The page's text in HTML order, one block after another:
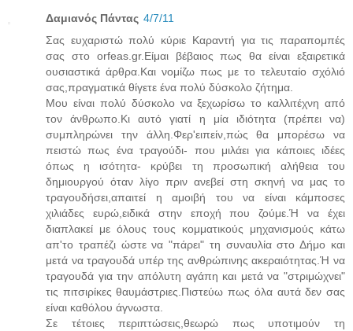
Δαμιανός Πάντας 4/7/11
Σας ευχαριστώ πολύ κύριε Καραντή για τις παραπομπές
σας στο orfeas.gr.Είμαι βέβαιος πως θα είναι εξαιρετικά
ουσιαστικά άρθρα.Και νομίζω πως με το τελευταίο σχόλιό
σας,πραγματικά θίγετε ένα πολύ δύσκολο ζήτημα.
Μου είναι πολύ δύσκολο να ξεχωρίσω το καλλιτέχνη από
τον άνθρωπο.Κι αυτό γιατί η μία ιδιότητα (πρέπει να)
συμπληρώνει την άλλη.Φερ'ειπείν,πώς θα μπορέσω να
πειστώ πως ένα τραγούδι- που μιλάει για κάποιες ιδέες
όπως η ισότητα- κρύβει τη προσωπική αλήθεια του
δημιουργού όταν λίγο πριν ανεβεί στη σκηνή να μας το
τραγουδήσει,απαιτεί η αμοιβή του να είναι κάμποσες
χιλιάδες ευρώ,ειδικά στην εποχή που ζούμε.Ή να έχει
διαπλακεί με όλους τους κομματικούς μηχανισμούς κάτω
απ'το τραπέζι ώστε να "πάρει" τη συναυλία στο Δήμο και
μετά να τραγουδά υπέρ της ανθρώπινης ακεραιότητας.Ή να
τραγουδά για την απόλυτη αγάπη και μετά να "στριμώχνει"
τις πιτσιρίκες θαυμάστριες.Πιστεύω πως όλα αυτά δεν σας
είναι καθόλου άγνωστα.
Σε τέτοιες περιπτώσεις,θεωρώ πως υποτιμούν τη